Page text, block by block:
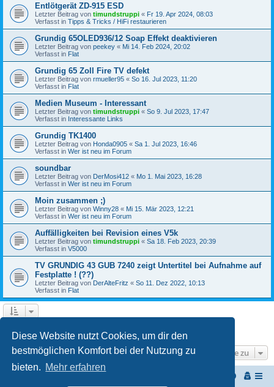
Diese Website nutzt Cookies, um dir den
bestmöglichen Komfort bei der Nutzung zu
bieten. Mehr erfahren
Entlötgerät ZD-915 ESD
Letzter Beitrag von timundstruppi « Fr 19. Apr 2024, 08:03
Verfasst in Tipps & Tricks / HiFi restaurieren
Grundig 65OLED936/12 Soap Effekt deaktivieren
Letzter Beitrag von peekey « Mi 14. Feb 2024, 20:02
Verfasst in Flat
Grundig 65 Zoll Fire TV defekt
Letzter Beitrag von rmueller95 « So 16. Jul 2023, 11:20
Verfasst in Flat
Medien Museum - Interessant
Letzter Beitrag von timundstruppi « So 9. Jul 2023, 17:47
Verfasst in Interessante Links
Grundig TK1400
Letzter Beitrag von Honda0905 « Sa 1. Jul 2023, 16:46
Verfasst in Wer ist neu im Forum
soundbar
Letzter Beitrag von DerMosi412 « Mo 1. Mai 2023, 16:28
Verfasst in Wer ist neu im Forum
Moin zusammen ;)
Letzter Beitrag von Winny28 « Mi 15. Mär 2023, 12:21
Verfasst in Wer ist neu im Forum
Auffälligkeiten bei Revision eines V5k
Letzter Beitrag von timundstruppi « Sa 18. Feb 2023, 20:39
Verfasst in V5000
TV GRUNDIG 43 GUB 7240 zeigt Untertitel bei Aufnahme auf
Festplatte ! (??)
Letzter Beitrag von DerAlteFritz « So 11. Dez 2022, 10:13
Verfasst in Flat
Gehe zu